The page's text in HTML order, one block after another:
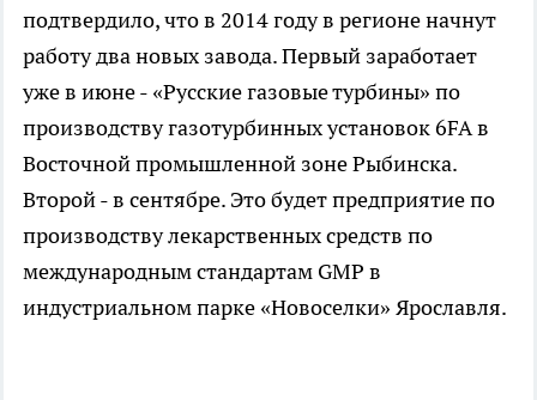
подтвердило, что в 2014 году в регионе начнут
работу два новых завода. Первый заработает
уже в июне - «Русские газовые турбины» по
производству газотурбинных установок 6FA в
Восточной промышленной зоне Рыбинска.
Второй - в сентябре. Это будет предприятие по
производству лекарственных средств по
международным стандартам GMP в
индустриальном парке «Новоселки» Ярославля.